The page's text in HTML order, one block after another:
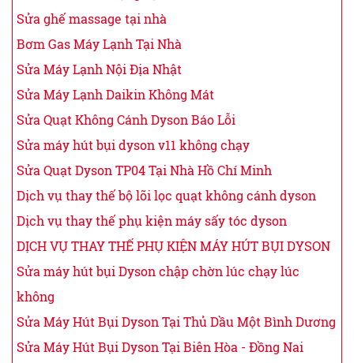
Sửa ghế massage tại nhà
Bơm Gas Máy Lạnh Tại Nhà
Sửa Máy Lạnh Nội Địa Nhật
Sửa Máy Lạnh Daikin Không Mát
Sửa Quạt Không Cánh Dyson Báo Lỗi
Sửa máy hút bụi dyson v11 không chạy
Sửa Quạt Dyson TP04 Tại Nhà Hồ Chí Minh
Dịch vụ thay thế bộ lõi lọc quạt không cánh dyson
Dịch vụ thay thế phụ kiện máy sấy tóc dyson
DỊCH VỤ THAY THẾ PHỤ KIỆN MÁY HÚT BỤI DYSON
Sửa máy hút bụi Dyson chập chờn lúc chạy lúc
không
Sửa Máy Hút Bụi Dyson Tại Thủ Dầu Một Bình Dương
Sửa Máy Hút Bụi Dyson Tại Biên Hòa - Đồng Nai